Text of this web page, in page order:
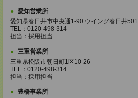
愛知営業所
愛知県春日井市中央通1-90 ウイング春日井501
TEL：0120-498-314
担当：採用担当
三重営業所
三重県松阪市朝日町1区10-26
TEL：0120-498-314
担当：採用担当
豊橋事業所